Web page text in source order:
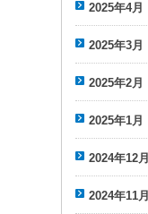
2025年4月
2025年3月
2025年2月
2025年1月
2024年12月
2024年11月